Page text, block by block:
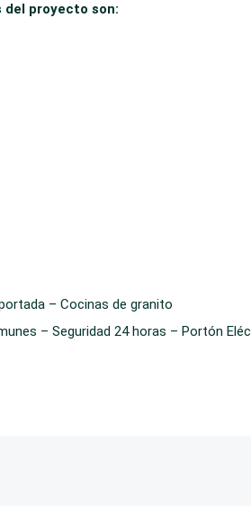
proyecto son:
– Cocinas de granito
– Seguridad 24 horas – Portón